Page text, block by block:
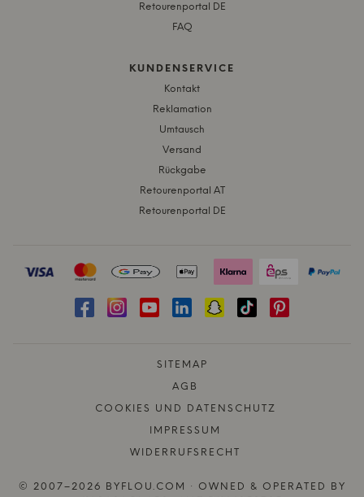
Retourenportal DE
FAQ
KUNDENSERVICE
Kontakt
Reklamation
Umtausch
Versand
Rückgabe
Retourenportal AT
Retourenportal DE
SITEMAP
AGB
COOKIES UND DATENSCHUTZ
IMPRESSUM
WIDERRUFSRECHT
© 2007–2026 BYFLOU.COM · OWNED & OPERATED BY